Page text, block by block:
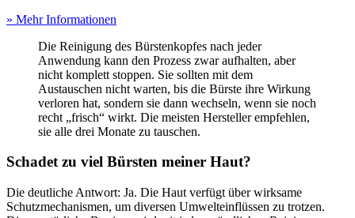
» Mehr Informationen
Die Reinigung des Bürstenkopfes nach jeder
Anwendung kann den Prozess zwar aufhalten, aber
nicht komplett stoppen. Sie sollten mit dem
Austauschen nicht warten, bis die Bürste ihre Wirkung
verloren hat, sondern sie dann wechseln, wenn sie noch
recht „frisch“ wirkt. Die meisten Hersteller empfehlen,
sie alle drei Monate zu tauschen.
Schadet zu viel Bürsten meiner Haut?
Die deutliche Antwort: Ja. Die Haut verfügt über wirksame
Schutzmechanismen, um diversen Umwelteinflüssen zu trotzen.